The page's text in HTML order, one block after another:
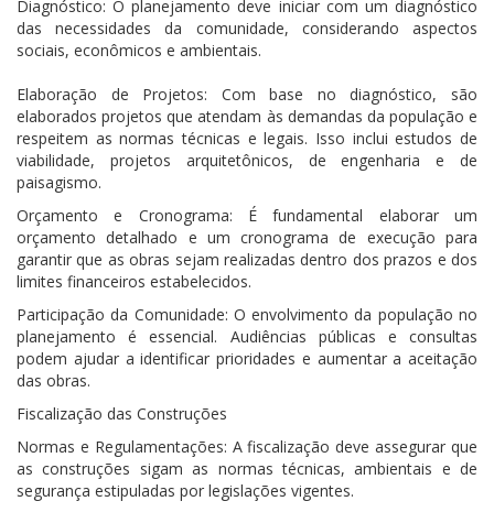
Diagnóstico: O planejamento deve iniciar com um diagnóstico
das necessidades da comunidade, considerando aspectos
sociais, econômicos e ambientais.
Elaboração de Projetos: Com base no diagnóstico, são
elaborados projetos que atendam às demandas da população e
respeitem as normas técnicas e legais. Isso inclui estudos de
viabilidade, projetos arquitetônicos, de engenharia e de
paisagismo.
Orçamento e Cronograma: É fundamental elaborar um
orçamento detalhado e um cronograma de execução para
garantir que as obras sejam realizadas dentro dos prazos e dos
limites financeiros estabelecidos.
Participação da Comunidade: O envolvimento da população no
planejamento é essencial. Audiências públicas e consultas
podem ajudar a identificar prioridades e aumentar a aceitação
das obras.
Fiscalização das Construções
Normas e Regulamentações: A fiscalização deve assegurar que
as construções sigam as normas técnicas, ambientais e de
segurança estipuladas por legislações vigentes.